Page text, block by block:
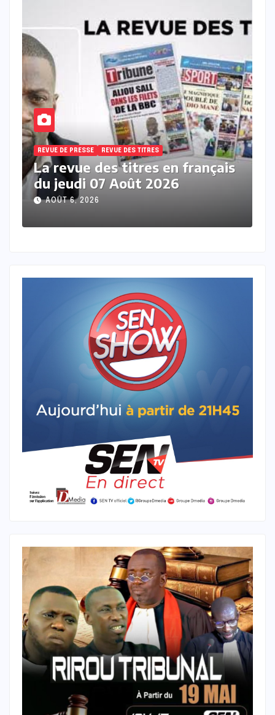
REVUE DE PRESSE REVUE DES TITRES
La revue de presse en wolof du
mercredi 05 Aout 2026 avec
Mantoulaye Th Ndoye
AOÛT 5, 2026